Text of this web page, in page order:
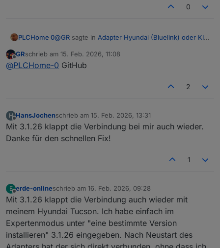
0
PLCHome 0@GR sagte in Adapter Hyundai (Bluelink) oder KIA
Mit 3.1.26 läufts wieder!
Bekommst du die im latest angeboten oder hast
Offline
GRschrieb am 15. Feb. 2026, 11:08
zuletzt editiert von
@PLCHome-0 GitHub
2
H
Offline
HansJochenschrieb am 15. Feb. 2026, 13:31
zuletzt editiert von
Mit 3.1.26 klappt die Verbindung bei mir auch wieder.
Danke für den schnellen Fix!
1
E
Offline
erde-onlineschrieb am 16. Feb. 2026, 09:28
zuletzt editiert von
Mit 3.1.26 klappt die Verbindung auch wieder mit
meinem Hyundai Tucson. Ich habe einfach im
Expertenmodus unter "eine bestimmte Version
installieren" 3.1.26 eingegeben. Nach Neustart des